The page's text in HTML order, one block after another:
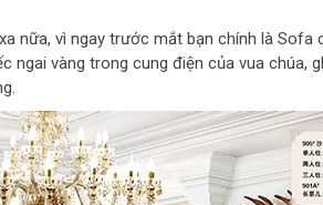
nữa, vì ngay trước mắt bạn chính là Sofa
ngai vàng trong cung điện của vua chúa,